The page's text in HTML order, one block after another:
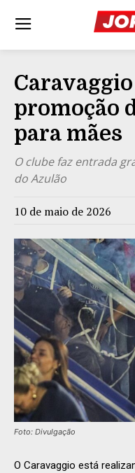
promoção
para mães
O clube faz entrada
do Azulão
10 de maio de 2026
Foto: Divulgação
O Caravaggio está